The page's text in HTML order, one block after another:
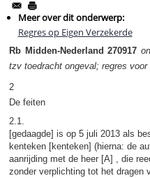
Meer over dit onderwerp:
Regres op Eigen Verzekerde
Rb Midden-Nederland 270917
tzv toedracht ongeval; regres voor
2
De feiten
2.1.
[gedaagde] is op 5 juli 2013 als
kenteken [kenteken] (hierna: de
aanrijding met de heer [A] , die
zonder verplichting tot het dragen